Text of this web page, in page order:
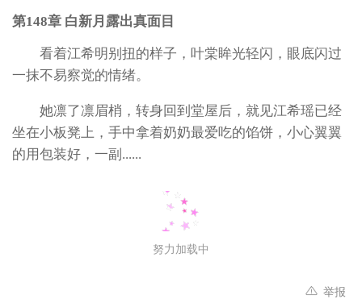
第148章 白新月露出真面目
看着江希明别扭的样子，叶棠眸光轻闪，眼底闪过
一抹不易察觉的情绪。
她凛了凛眉梢，转身回到堂屋后，就见江希瑶已经
坐在小板凳上，手中拿着奶奶最爱吃的馅饼，小心翼翼
的用包装好，一副......
努力加载中
举报